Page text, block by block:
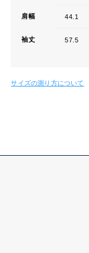
肩幅 44.1
袖丈 57.5
サイズの測り方について